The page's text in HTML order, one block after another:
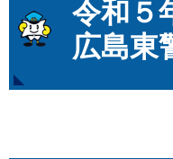
文
令和
広島東